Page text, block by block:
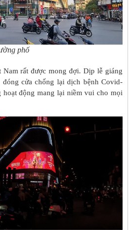
phố
rất được mong đợi. Dịp lễ giáng
đóng cửa chống lại dịch bệnh Covid-
hoạt động mang lại niềm vui cho mọi